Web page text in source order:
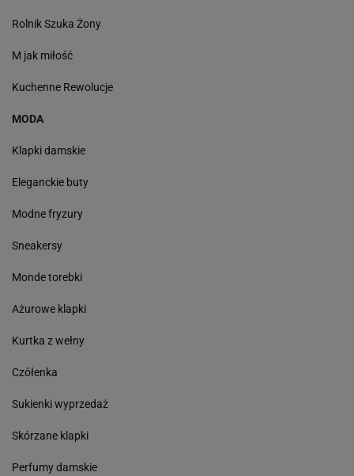
Rolnik Szuka Żony
M jak miłość
Kuchenne Rewolucje
MODA
Klapki damskie
Eleganckie buty
Modne fryzury
Sneakersy
Monde torebki
Ażurowe klapki
Kurtka z wełny
Czółenka
Sukienki wyprzedaż
Skórzane klapki
Perfumy damskie